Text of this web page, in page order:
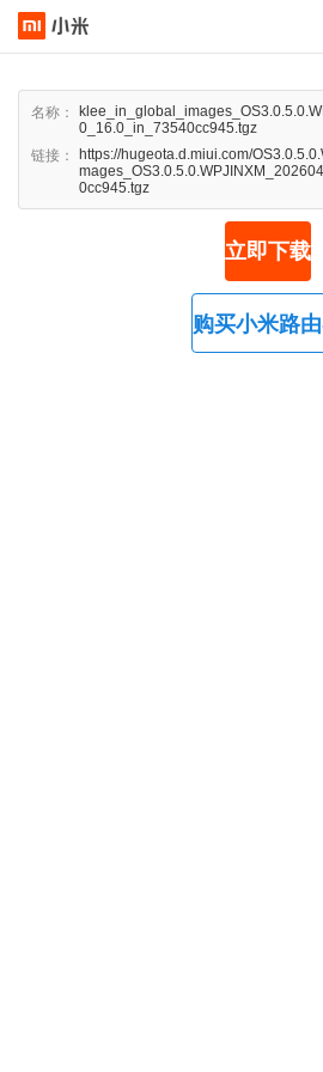
名称：
0_16.0_in_73540cc945.tgz
链接：
https://hugeota.d.miui.com/
0cc945.tgz
立即下载
购买小米路